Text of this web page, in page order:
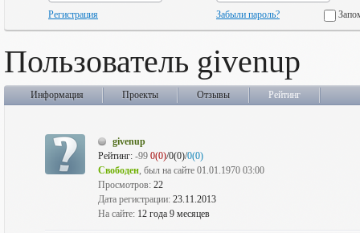
Регистрация
Забыли пароль?
Пользователь givenup
Информация Проекты Отзывы Рейтинг
givenup
Рейтинг: -99 0(0)/0(0)/0(0)
Свободен, был на сайте 01.01.1970 03:00
Просмотров: 22
Дата регистрации: 23.11.2013
На сайте: 12 года 9 месяцев